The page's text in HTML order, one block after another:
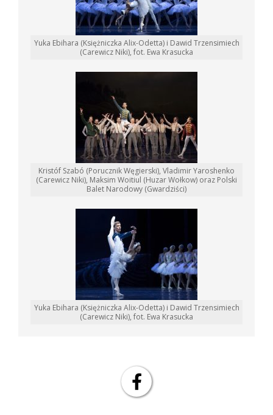
Yuka Ebihara (Księżniczka Alix-Odetta) i Dawid Trzensimiech
(Carewicz Niki), fot. Ewa Krasucka
Kristóf Szabó (Porucznik Węgierski), Vladimir Yaroshenko
(Carewicz Niki), Maksim Woitiul (Huzar Wołkow) oraz Polski
Balet Narodowy (Gwardziści)
Yuka Ebihara (Księżniczka Alix-Odetta) i Dawid Trzensimiech
(Carewicz Niki), fot. Ewa Krasucka